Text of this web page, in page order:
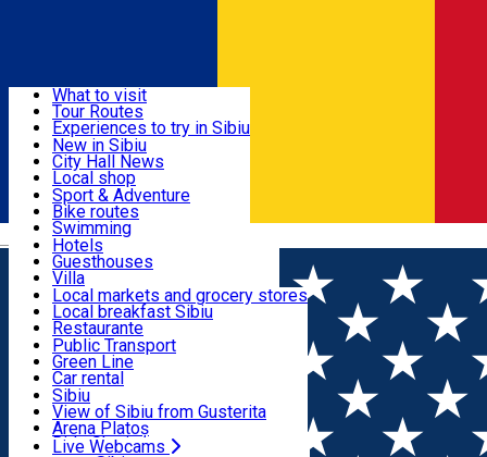
Română
Useful info
Activities & Adventure
Accommodation
Food, Drinks & Nightlife
Transport & Parking
Live Webcams
What to visit
Tour Routes
Experiences to try in Sibiu
Podcast
Culture
Museums
Churches
Parks, Zoo
County of Sibiu
New in Sibiu
City Hall News
Local shop
Sibiu artisans
Sibiul Verde
Public services
Education
How do I get to Sibiu
Tourist Info
Tour Guides
Guided tours
Publicații locale
Beauty salons
Sport & Adventure
Bike routes
Swimming
Riding
Indoor activities
Loc de joacă indoor
Loc de joacă outdoor
Ski
Ice skating
Yoga
Hotels
Guesthouses
Villa
Hostels
Motel
Camping
Renting rooms
Rooms for rent
Accommodation outside Sibiu
Local markets and grocery stores
Local breakfast Sibiu
Restaurante
Pizza
Fast Food
Coffee
Sweets
Pub, Bar
Night clubs
Bakeries
Public Transport
Green Line
Car rental
Rent a bike
Scooter rentals
Taxi
Ride Sharing
Sibiu
View of Sibiu from Gusterita
Arena Platoș
Live Webcams